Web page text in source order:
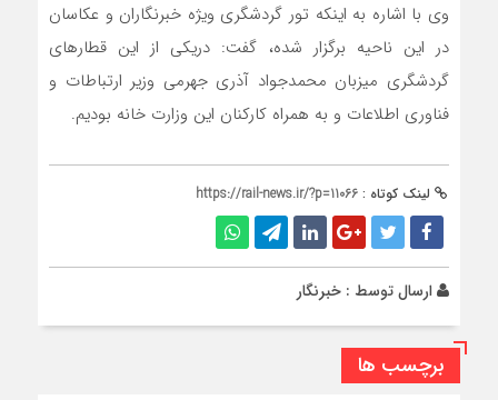
وی با اشاره به اینکه تور گردشگری ویژه خبرنگاران و عکاسان
در این ناحیه برگزار شده، گفت: دریکی از این قطارهای
گردشگری میزبان محمدجواد آذری جهرمی وزیر ارتباطات و
فناوری اطلاعات و به همراه کارکنان این وزارت خانه بودیم.
لینک کوتاه : https://rail-news.ir/?p=11066
ارسال توسط : خبرنگار
برچسب ها